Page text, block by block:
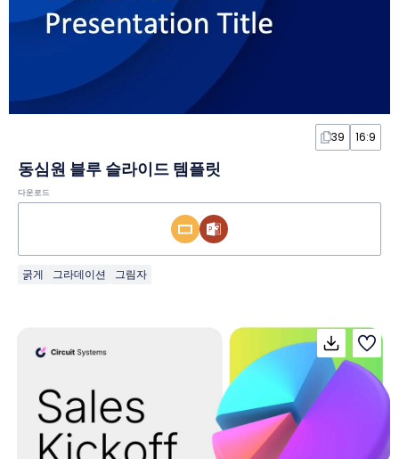
39 16:9
동심원 블루 슬라이드 템플릿
다운로드
굵게 그라데이션 그림자